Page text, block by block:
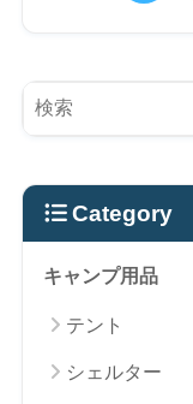
Category
キャンプ用品
テント
シェルター